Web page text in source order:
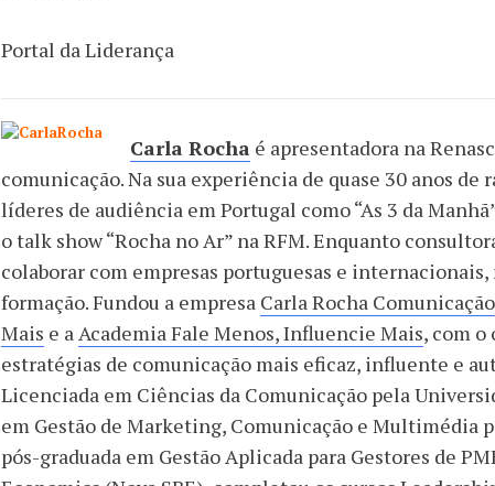
Portal da Liderança
Carla Rocha é apresentadora na
comunicação. Na sua experiência de quase 30 anos
líderes de audiência em Portugal como “As 3 da
o talk show “Rocha no Ar” na RFM. Enquanto
colaborar com empresas portuguesas e
formação. Fundou a empresa Carla Rocha Comunicação
Mais e aAcademia Fale Menos, Influencie Mais, com
estratégias de comunicação mais eficaz, influente e
Licenciada em Ciências da Comunicação pela
em Gestão de Marketing, Comunicação e Multimédia
pós-graduada em Gestão Aplicada para Gestores de